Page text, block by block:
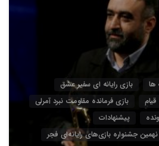
ها
بازی رایانه ای سفیر عشق
بازی فرمانده مقاومت نبرد آمرلی
پیشنهادات
نهمین جشنواره بازی‌های رایانه‌ای فجر